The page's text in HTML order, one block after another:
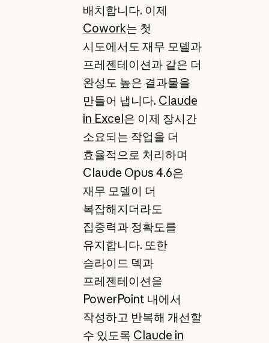
배치합니다. 이제
Cowork는 첫
시도에서도 재무 모델과
프레젠테이션과 같은 더
완성도 높은 결과물을
만들어 냅니다. Claude
in Excel은 이제 장시간
소요되는 작업을 더
효율적으로 처리하며
Claude Opus 4.6은
재무 모델이 더
복잡해지더라도
집중력과 정확도를
유지합니다. 또한
슬라이드 덱과
프레젠테이션을
PowerPoint 내에서
작성하고 반복해 개선할
수 있도록 Claude in